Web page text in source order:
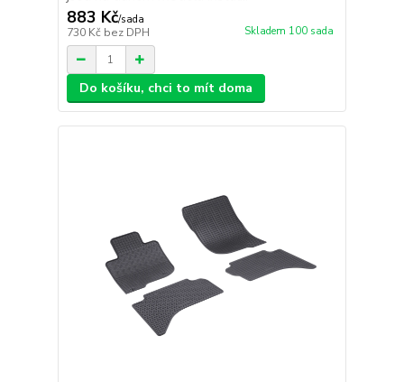
883 Kč/sada
730 Kč bez DPH Skladem 100 sada
Do košíku, chci to mít doma